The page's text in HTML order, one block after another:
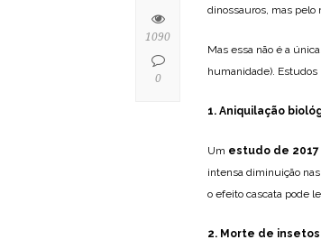
dinossauros, mas pelo
Mas essa não é a
humanidade). Estudos
1. Aniquilação
Um estudo de 2017
intensa diminuição
o efeito cascata pode
2. Morte de insetos
1090
0